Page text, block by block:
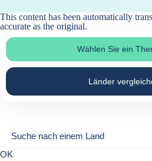
This content has been automatically
accurate as the original.
Wählen Sie ein
Länder
Suche nach einem Land
0suggestions
Suche nach einem Land
OK